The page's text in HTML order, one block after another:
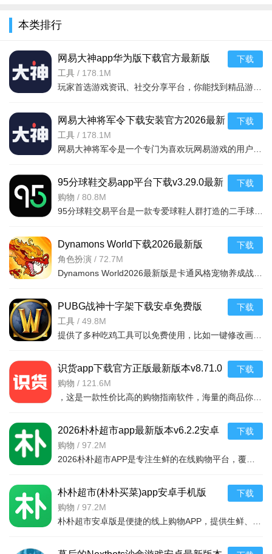
进入底栏功能界面，点击即可设置更换。
本类排行
网易大神app华为版下载官方最新版
v4.15.0华为版
工具 / 178.1M
下载
网易大神将军令下载安装官方2026最新
版v4.15.0安卓版
工具 / 178.1M
下载
95分球鞋交易app平台下载v3.29.0最新
版
购物 / 80.8M
下载
Dynamons World下载2026最新版
v1.12.62 安卓版
角色扮演 / 72.7M
下载
PUBG战神十字架下载安卓免费版
v7.68.0安卓免费版
工具 / 49.8M
下载
识货app下载官方正版最新版本v8.71.0
安卓版
购物 / 121.6M
下载
2026朴朴超市app最新版本v6.2.2安卓
最新版
购物 / 97.2M
下载
朴朴超市(朴朴买菜)app安卓手机版
v6.2.2安卓版
购物 / 97.2M
下载